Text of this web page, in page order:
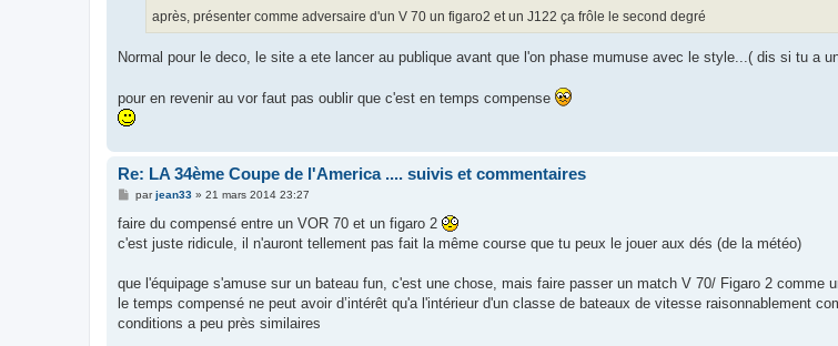
après, présenter comme adversaire d'un V 70 un figaro2 et un J122 ça frôle le second degré
Normal pour le deco, le site a ete lancer au publique avant que l'on phase mumuse avec le style...( dis si tu a
pour en revenir au vor faut pas oublir que c'est en temps compense
Re: LA 34ème Coupe de l'America .... suivis et commentaires
M
s
a
parjean33» 21 mars 2014 23:27
faire du compensé entre un VOR 70 et un figaro 2
c'est juste ridicule, il n'auront tellement pas fait la même course que tu peux le jouer aux dés (de la météo)
que l'équipage s'amuse sur un bateau fun, c'est une chose, mais faire passer un match V 70/ Figaro 2 comme
le temps compensé ne peut avoir d’intérêt qu'a l'intérieur d'un classe de bateaux de vitesse raisonnablement
conditions a peu près similaires